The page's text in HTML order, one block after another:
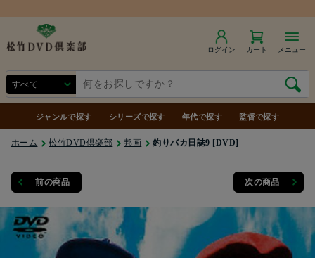
ログイン カート メニュー
ジャンルで探す シリーズで探す 年代で探す 監督で探す
ホーム 松竹DVD倶楽部 邦画 釣りバカ日誌9 [DVD]
前の商品 次の商品